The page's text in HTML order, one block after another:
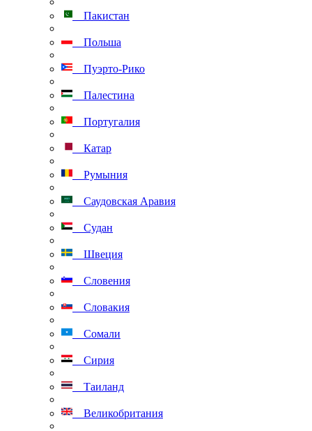
Пакистан
Польша
Пуэрто-Рико
Палестина
Португалия
Катар
Румыния
Саудовская Аравия
Судан
Швеция
Словения
Словакия
Сомали
Сирия
Таиланд
Великобритания